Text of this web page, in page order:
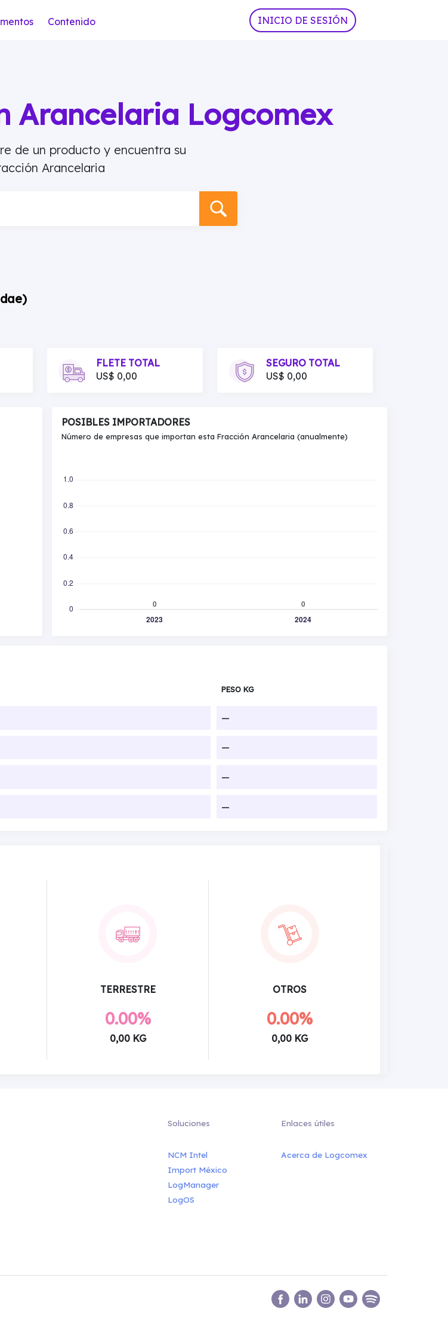
Contenido INICIO DE SESIÓN
Arancelaria Logcomex
de un producto y encuentra su
Arancelaria
FLETE TOTAL
US$ 0,00
SEGURO TOTAL
US$ 0,00
POSIBLES IMPORTADORES
Número de empresas que importan esta Fracción Arancelaria (anualmente)
PESO KG
—
—
—
—
TERRESTRE
0.00%
0,00 KG
OTROS
0.00%
0,00 KG
Soluciones
NCM Intel
Import México
LogManager
LogOS
Enlaces útiles
Acerca de Logcomex